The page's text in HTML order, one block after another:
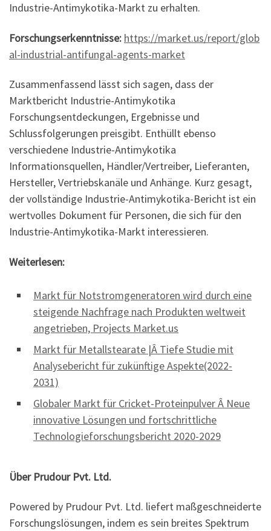
Industrie-Antimykotika-Markt zu erhalten.
Forschungserkenntnisse: https://market.us/report/glob
al-industrial-antifungal-agents-market
Zusammenfassend lässt sich sagen, dass der
Marktbericht Industrie-Antimykotika
Forschungsentdeckungen, Ergebnisse und
Schlussfolgerungen preisgibt. Enthüllt ebenso
verschiedene Industrie-Antimykotika
Informationsquellen, Händler/Vertreiber, Lieferanten,
Hersteller, Vertriebskanäle und Anhänge. Kurz gesagt,
der vollständige Industrie-Antimykotika-Bericht ist ein
wertvolles Dokument für Personen, die sich für den
Industrie-Antimykotika-Markt interessieren.
Weiterlesen:
Markt für Notstromgeneratoren wird durch eine
steigende Nachfrage nach Produkten weltweit
angetrieben, Projects Market.us
Markt für Metallstearate |Â Tiefe Studie mit
Analysebericht für zukünftige Aspekte(2022-
2031)
Globaler Markt für Cricket-Proteinpulver Â Neue
innovative Lösungen und fortschrittliche
Technologieforschungsbericht 2020-2029
Über Prudour Pvt. Ltd.
Powered by Prudour Pvt. Ltd. liefert maßgeschneiderte
Forschungslösungen, indem es sein breites Spektrum